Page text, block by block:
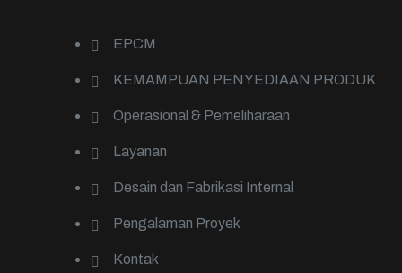
EPCM
KEMAMPUAN PENYEDIAAN PRODUK
Operasional & Pemeliharaan
Layanan
Desain dan Fabrikasi Internal
Pengalaman Proyek
Kontak